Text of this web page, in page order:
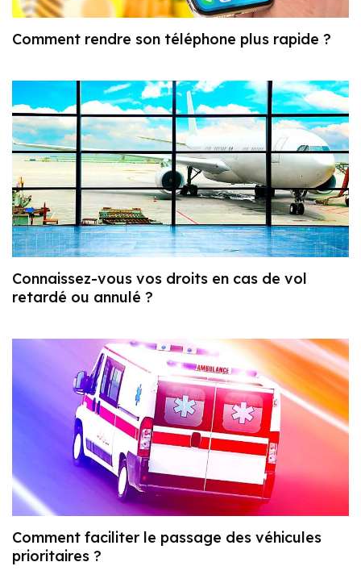
Comment rendre son téléphone plus rapide ?
Connaissez-vous vos droits en cas de vol
retardé ou annulé ?
Comment faciliter le passage des véhicules
prioritaires ?